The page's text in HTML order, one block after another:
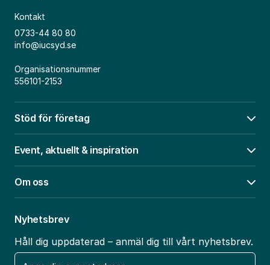
Kontakt
0733-44 80 80
info@iucsyd.se
Organisationsnummer
556101-2153
Stöd för företag
Event, aktuellt & inspiration
Om oss
Nyhetsbrev
Håll dig uppdaterad – anmäl dig till vårt nyhetsbrev.
E-